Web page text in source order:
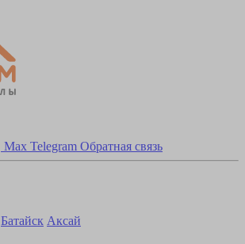
Max Telegram Обратная связь
Батайск Аксай